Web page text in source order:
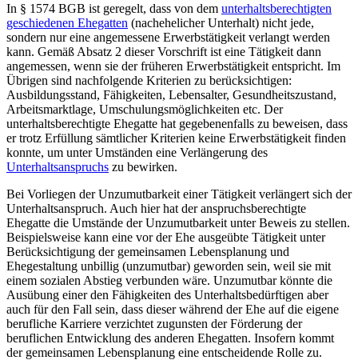
In § 1574 BGB ist geregelt, dass von dem unterhaltsberechtigten
geschiedenen Ehegatten (nachehelicher Unterhalt) nicht jede,
sondern nur eine angemessene Erwerbstätigkeit verlangt werden
kann. Gemäß Absatz 2 dieser Vorschrift ist eine Tätigkeit dann
angemessen, wenn sie der früheren Erwerbstätigkeit entspricht. Im
Übrigen sind nachfolgende Kriterien zu berücksichtigen:
Ausbildungsstand, Fähigkeiten, Lebensalter, Gesundheitszustand,
Arbeitsmarktlage, Umschulungsmöglichkeiten etc. Der
unterhaltsberechtigte Ehegatte hat gegebenenfalls zu beweisen, dass
er trotz Erfüllung sämtlicher Kriterien keine Erwerbstätigkeit finden
konnte, um unter Umständen eine Verlängerung des
Unterhaltsanspruchs zu bewirken.
Bei Vorliegen der Unzumutbarkeit einer Tätigkeit verlängert sich der
Unterhaltsanspruch. Auch hier hat der anspruchsberechtigte
Ehegatte die Umstände der Unzumutbarkeit unter Beweis zu stellen.
Beispielsweise kann eine vor der Ehe ausgeübte Tätigkeit unter
Berücksichtigung der gemeinsamen Lebensplanung und
Ehegestaltung unbillig (unzumutbar) geworden sein, weil sie mit
einem sozialen Abstieg verbunden wäre. Unzumutbar könnte die
Ausübung einer den Fähigkeiten des Unterhaltsbedürftigen aber
auch für den Fall sein, dass dieser während der Ehe auf die eigene
berufliche Karriere verzichtet zugunsten der Förderung der
beruflichen Entwicklung des anderen Ehegatten. Insofern kommt
der gemeinsamen Lebensplanung eine entscheidende Rolle zu.